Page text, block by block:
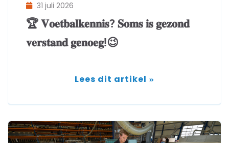
🏆 𝐕𝐨𝐞𝐭𝐛𝐚𝐥𝐤𝐞𝐧𝐧𝐢𝐬? 𝐒𝐨𝐦𝐬 𝐢𝐬 𝐠𝐞𝐳𝐨𝐧𝐝
𝐯𝐞𝐫𝐬𝐭𝐚𝐧𝐝 𝐠𝐞𝐧𝐨𝐞𝐠!😉
31 juli 2026
Lees dit artikel